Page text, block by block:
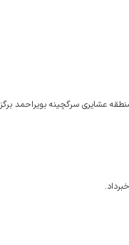
عشایری سرگچینه بویراحمد